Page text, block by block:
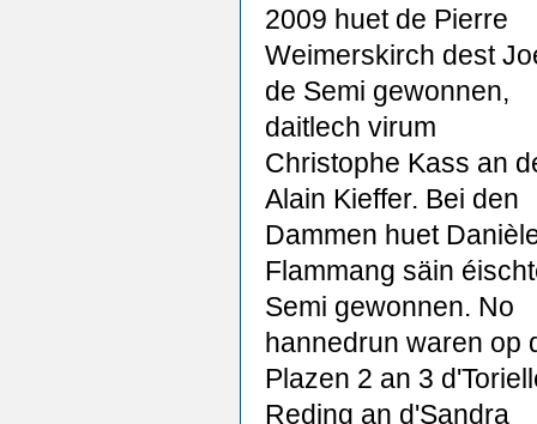
2009 huet de Pierre
Weimerskirch dest
de Semi gewonnen,
daitlech virum
Christophe Kass an
Alain Kieffer. Bei den
Dammen huet
Flammang säin
Semi gewonnen. No
hannedrun waren op
Plazen 2 an 3
Reding an d'Sandra